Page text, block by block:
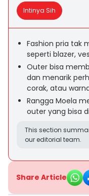
Intinya Sih
Fashion pria tak
seperti blazer,
Outer bisa
dan menarik
corak, atau
Rangga Moela
outer yang bisa
This section
our editorial team.
Share Article